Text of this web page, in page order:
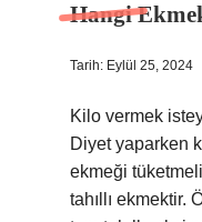
Hangi
Tarih: Eylül 25, 2024
Kilo vermek
Diyet yaparken
ekmeği
tahıllı ekmektir.